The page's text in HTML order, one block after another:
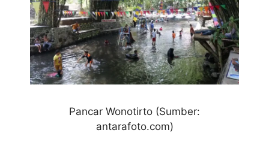
Pancar Wonotirto (Sumber:
antarafoto.com)